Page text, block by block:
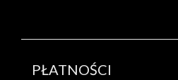
PŁATNOŚCI